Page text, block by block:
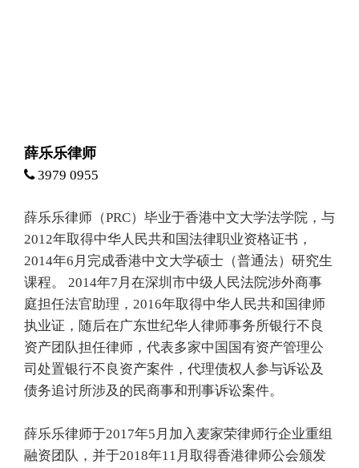
薛乐乐律师
3979 0955
薛乐乐律师（PRC）毕业于香港中文大学法学院，与
2012年取得中华人民共和国法律职业资格证书，
2014年6月完成香港中文大学硕士（普通法）研究生
课程。 2014年7月在深圳市中级人民法院涉外商事
庭担任法官助理，2016年取得中华人民共和国律师
执业证，随后在广东世纪华人律师事务所银行不良
资产团队担任律师，代表多家中国国有资产管理公
司处置银行不良资产案件，代理债权人参与诉讼及
债务追讨所涉及的民商事和刑事诉讼案件。
薛乐乐律师于2017年5月加入麦家荣律师行企业重组
融资团队，并于2018年11月取得香港律师公会颁发